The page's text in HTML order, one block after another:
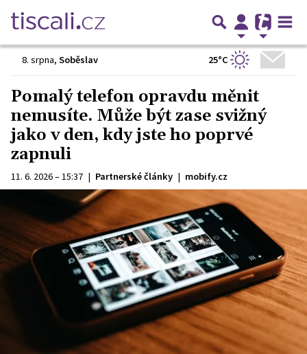
8. srpna, Soběslav 25°C
Pomalý telefon opravdu měnit
nemusíte. Může být zase svižný
jako v den, kdy jste ho poprvé
zapnuli
11. 6. 2026 – 15:37 | Partnerské články | mobify.cz